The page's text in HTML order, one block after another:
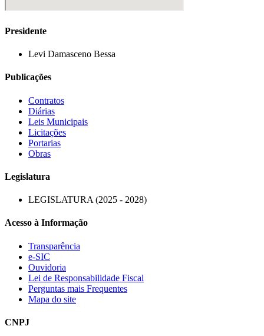
Presidente
Levi Damasceno Bessa
Publicações
Contratos
Diárias
Leis Municipais
Licitações
Portarias
Obras
Legislatura
LEGISLATURA (2025 - 2028)
Acesso à Informação
Transparência
e-SIC
Ouvidoria
Lei de Responsabilidade Fiscal
Perguntas mais Frequentes
Mapa do site
CNPJ